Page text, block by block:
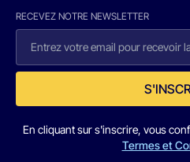
RECEVEZ NOTRE NEWSLETTER
En cliquant sur s'inscrire, vous
Termes et